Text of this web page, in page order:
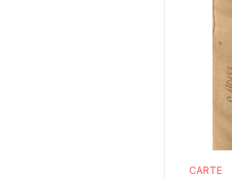
CARTE